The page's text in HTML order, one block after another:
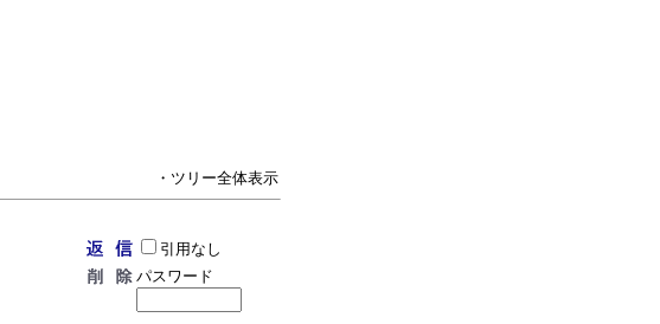
・ツリー全体表示
引用なし
パスワード